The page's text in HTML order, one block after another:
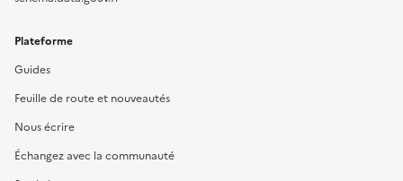
Plateforme
Guides
Feuille de route et nouveautés
Nous écrire
Échangez avec la communauté